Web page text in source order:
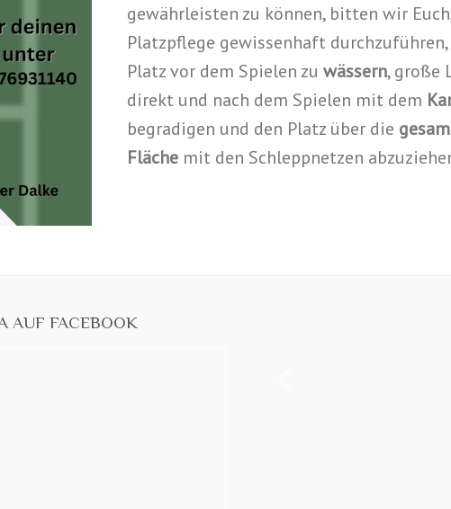
gewährleisten zu können, bitten wir
Platzpflege gewissenhaft durchzuführen,
Platz vor dem Spielen zuwässern, große
direkt und nach dem Spielen mit dem
begradigen und den Platz über die
Fläche mit den Schleppnetzen
AUF FACEBOOK